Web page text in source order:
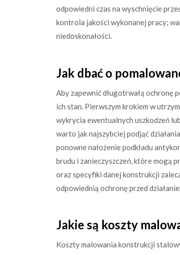
odpowiedni czas na wyschnięcie
kontrola jakości wykonanej pracy;
niedoskonałości.
Jak dbać o
Aby zapewnić długotrwałą ochronę
ich stan. Pierwszym krokiem w
wykrycia ewentualnych uszkodzeń
warto jak najszybciej podjąć
ponowne nałożenie podkładu
brudu i zanieczyszczeń, które mogą
oraz specyfiki danej konstrukcji
odpowiednią ochronę przed
Jakie są koszty
Koszty malowania konstrukcji